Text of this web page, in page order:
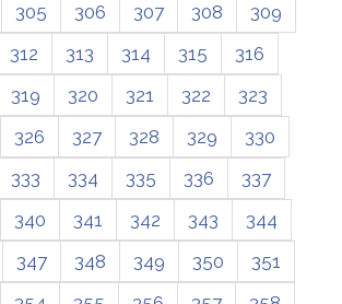
305 306 307 308
309
312 313 314 315
316
319 320 321 322
323
326 327 328 329
330
333 334 335 336
337
340 341 342 343
344
347 348 349 350
351